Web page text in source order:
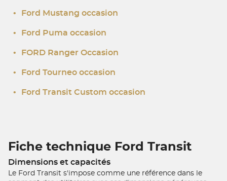
• Ford Mustang occasion
• Ford Puma occasion
• FORD Ranger Occasion
• Ford Tourneo occasion
• Ford Transit Custom occasion
Fiche technique Ford Transit
Dimensions et capacités
Le Ford Transit s'impose comme une référence dans le